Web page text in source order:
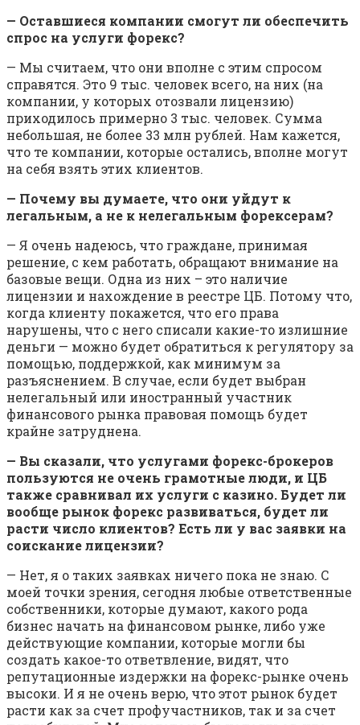
— Оставшиеся компании смогут ли обеспечить
спрос на услуги форекс?
— Мы считаем, что они вполне с этим спросом
справятся. Это 9 тыс. человек всего, на них (на
компании, у которых отозвали лицензию)
приходилось примерно 3 тыс. человек. Сумма
небольшая, не более 33 млн рублей. Нам кажется,
что те компании, которые остались, вполне могут
на себя взять этих клиентов.
— Почему вы думаете, что они уйдут к
легальным, а не к нелегальным форексерам?
— Я очень надеюсь, что граждане, принимая
решение, с кем работать, обращают внимание на
базовые вещи. Одна из них – это наличие
лицензии и нахождение в реестре ЦБ. Потому что,
когда клиенту покажется, что его права
нарушены, что с него списали какие-то излишние
деньги — можно будет обратиться к регулятору за
помощью, поддержкой, как минимум за
разъяснением. В случае, если будет выбран
нелегальный или иностранный участник
финансового рынка правовая помощь будет
крайне затруднена.
— Вы сказали, что услугами форекс-брокеров
пользуются не очень грамотные люди, и ЦБ
также сравнивал их услуги с казино. Будет ли
вообще рынок форекс развиваться, будет ли
расти число клиентов? Есть ли у вас заявки на
соискание лицензии?
— Нет, я о таких заявках ничего пока не знаю. С
моей точки зрения, сегодня любые ответственные
собственники, которые думают, какого рода
бизнес начать на финансовом рынке, либо уже
действующие компании, которые могли бы
создать какое-то ответвление, видят, что
репутационные издержки на форекс-рынке очень
высоки. И я не очень верю, что этот рынок будет
расти как за счет профучастников, так и за счет